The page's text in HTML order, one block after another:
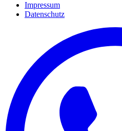
Impressum
Datenschutz